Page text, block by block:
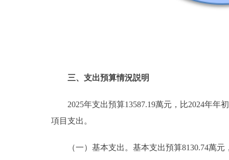
三、支出預算情況説明
2025年支出預算13587.19萬元，比2024年年初
項目支出。
（一） 基本支出。基本支出預算8130.74萬元